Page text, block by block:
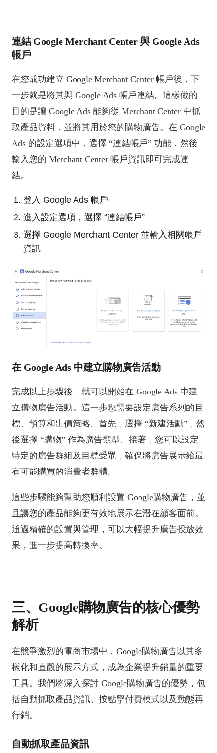
連結 Google Merchant Center 與 Google Ads
帳戶
在您成功建立 Google Merchant Center 帳戶後，下
一步就是將其與 Google Ads 帳戶連結。這樣做的
目的是讓 Google Ads 能夠從 Merchant Center 中抓
取產品資料，並將其用於您的購物廣告。在 Google
Ads 的設定選項中，選擇 “連結帳戶” 功能，然後
輸入您的 Merchant Center 帳戶資訊即可完成連
結。
登入 Google Ads 帳戶
進入設定選項，選擇 “連結帳戶”
選擇 Google Merchant Center 並輸入相關帳戶
資訊
在 Google Ads 中建立購物廣告活動
完成以上步驟後，就可以開始在 Google Ads 中建
立購物廣告活動。這一步您需要設定廣告系列的目
標、預算和出價策略。首先，選擇 “新建活動”，然
後選擇 “購物” 作為廣告類型。接著，您可以設定
特定的廣告群組及目標受眾，確保將廣告展示給最
有可能購買的消費者群體。
這些步驟能夠幫助您順利設置 Google購物廣告，並
且讓您的產品能夠更有效地展示在潛在顧客面前。
通過精確的設置與管理，可以大幅提升廣告投放效
果，進一步提高轉換率。
三、Google購物廣告的核心優勢
解析
在競爭激烈的電商市場中，Google購物廣告以其多
樣化和直觀的展示方式，成為企業提升銷量的重要
工具。我們將深入探討 Google購物廣告的優勢，包
括自動抓取產品資訊、按點擊付費模式以及動態再
行銷。
自動抓取產品資訊